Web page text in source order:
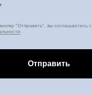
"Отправить", вы соглашаетесь с
Отправить